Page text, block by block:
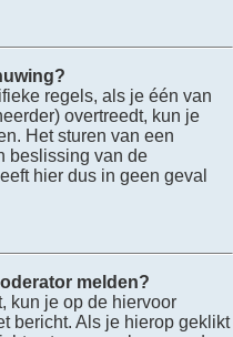
regels, als je één van
overtreedt, kun je
Het sturen van een
beslissing van de
hier dus in geen geval
melden?
kun je op de hiervoor
bericht. Als je hierop geklikt